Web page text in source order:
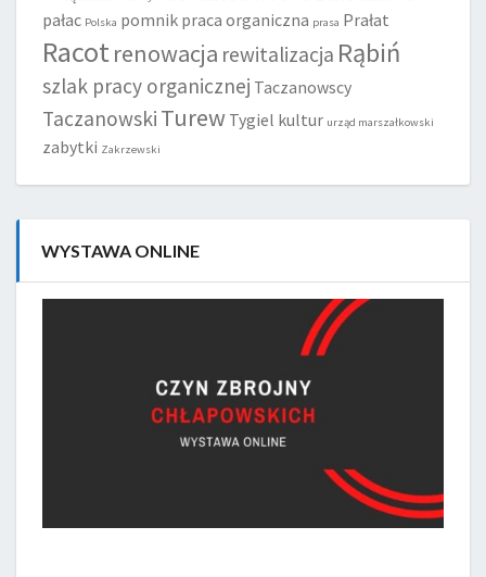
pałac Polska pomnik praca organiczna prasa Prałat
Racotrenowacja rewitalizacja Rąbiń
szlak pracy organicznej Taczanowscy
Taczanowski Turew Tygiel kultur urząd marszałkowski
zabytki Zakrzewski
WYSTAWA ONLINE